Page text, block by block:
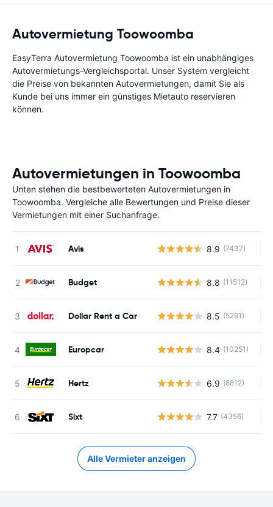
Autovermietung Toowoomba
EasyTerra Autovermietung Toowoomba ist ein unabhängiges
Autovermietungs-Vergleichsportal. Unser System vergleicht
die Preise von bekannten Autovermietungen, damit Sie als
Kunde bei uns immer ein günstiges Mietauto reservieren
können.
Autovermietungen in Toowoomba
Unten stehen die bestbewerteten Autovermietungen in
Toowoomba. Vergleiche alle Bewertungen und Preise dieser
Vermietungen mit einer Suchanfrage.
Avis 8.9 (7437)
Budget 8.8 (11512)
Dollar Rent a Car 8.5 (5291)
Europcar 8.4 (10251)
Hertz 6.9 (8812)
Sixt 7.7 (4356)
Alle Vermieter anzeigen